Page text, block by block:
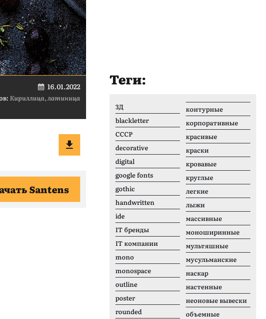
16.01.2022
Кириллица, латиница
Santens
Теги:
3Д
blackletter
CCCР
decorative
digital
google fonts
gothic
handwritten
ide
IT бренды
IT компании
mono
monospace
outline
poster
rounded
контурные
корпоративные
красивые
краски
кровавые
круглые
легкие
лыжи
массивные
моноширинные
мультяшные
мусульманские
наскар
настенные
неоновые вывески
объемные